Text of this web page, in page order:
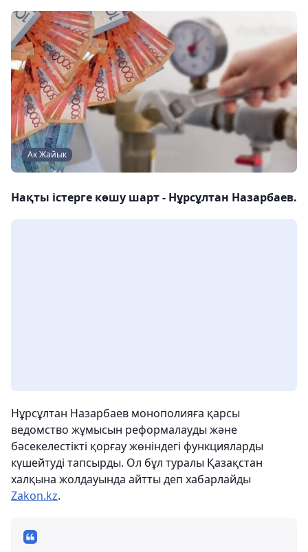
Ак Жайык
Нақты істерге көшу шарт - Нұрсұлтан Назарбаев.
Нұрсұлтан Назарбаев монополияға қарсы
ведомство жұмысын реформалауды және
бәсекелестікті қорғау жөніндегі функцияларды
күшейтуді тапсырды. Ол бұл туралы Қазақстан
халқына жолдауында айтты деп хабарлайды
Zakon.kz.